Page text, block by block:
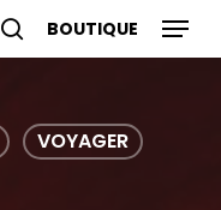
search account
Menu
VOYAGER